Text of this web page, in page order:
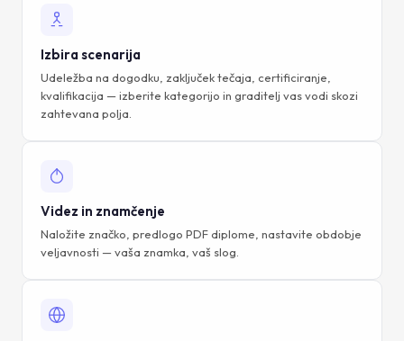
Izbira scenarija
Udeležba na dogodku, zaključek tečaja, certificiranje,
kvalifikacija — izberite kategorijo in graditelj vas vodi skozi
zahtevana polja.
Videz in znamčenje
Naložite značko, predlogo PDF diplome, nastavite obdobje
veljavnosti — vaša znamka, vaš slog.